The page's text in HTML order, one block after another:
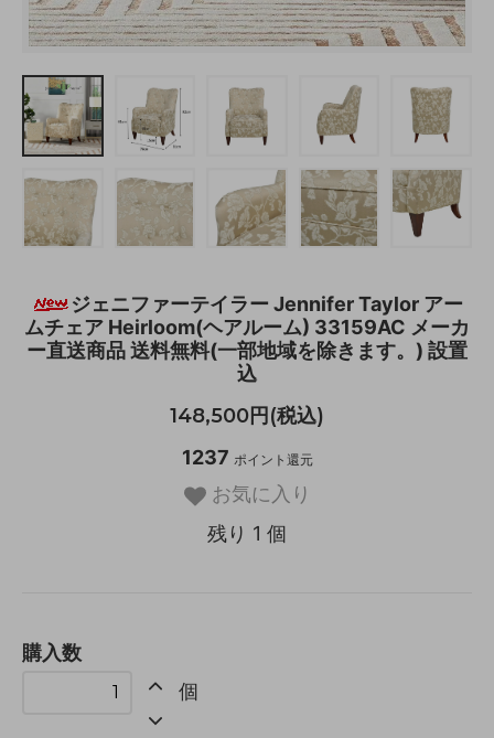
ジェニファーテイラー Jennifer Taylor アー
ムチェア Heirloom(ヘアルーム) 33159AC メーカ
ー直送商品 送料無料(一部地域を除きます。) 設置
込
148,500円(税込)
1237 ポイント還元
お気に入り
残り 1 個
購入数
個